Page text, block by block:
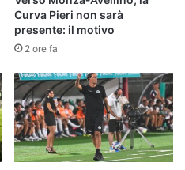
Curva Pieri non sarà
presente: il motivo
2 ore fa